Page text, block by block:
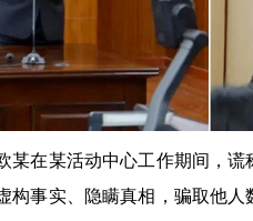
某活动中心工作期间，谎
事实、隐瞒真相，骗取他